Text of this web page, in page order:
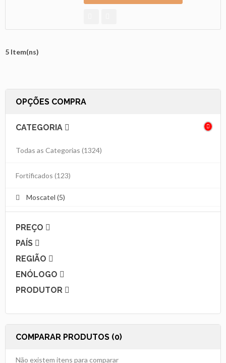
5 Item(ns)
OPÇÕES COMPRA
CATEGORIA
Todas as Categorias (1324)
Fortificados (123)
Moscatel (5)
PREÇO
PAÍS
REGIÃO
ENÓLOGO
PRODUTOR
COMPARAR PRODUTOS (0)
Não existem itens para comparar